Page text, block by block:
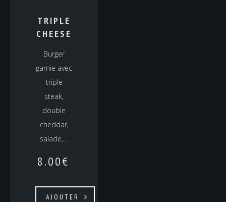
TRIPLE
CHEESE
Burger
garnie avec
triple
steak,
double
cheddar,
salade,…
8.00€
AJOUTER